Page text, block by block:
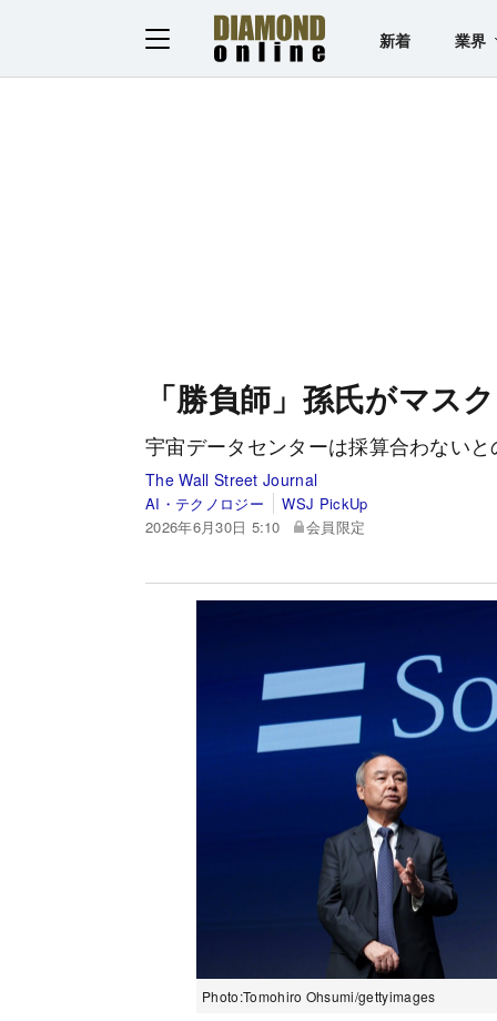
新着 業界
「勝負師」孫氏がマス
宇宙データセンターは採算合わない
The Wall Street Journal
AI・テクノロジー
WSJ PickUp
2026年6月30日 5:10
会員限定
Photo:Tomohiro Ohsumi/gettyimages